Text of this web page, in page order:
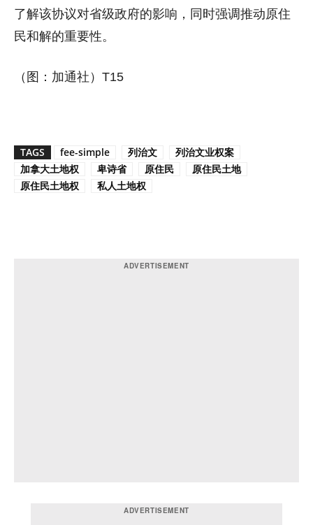
了解该协议对省级政府的影响，同时强调推动原住
民和解的重要性。
（图：加通社）T15
TAGS fee-simple 列治文
列治文业权案
加拿大土地权
卑诗省 原住民
原住民土地
原住民土地权
私人土地权